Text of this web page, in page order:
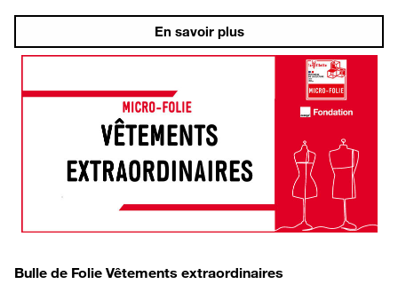
En savoir plus
Bulle de Folie Vêtements extraordinaires